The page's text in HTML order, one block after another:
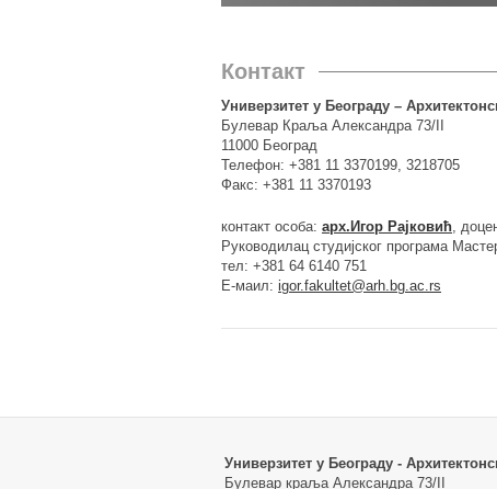
Контакт
Универзитет у Београду –
Булевар Краља Александра 73/II
11000 Београд
Телефон: +381 11 3370199, 3218705
Факс: +381 11 3370193
контакт особа: арх.Игор Рајковић,
Руководилац студијског програма
тел: +381 64 6140 751
Е-маил: igor.fakultet@arh.bg.ac.rs
Универзитет у Београду -
Булевар краља Александра 73/II